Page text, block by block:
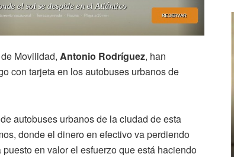
Movilidad, Antonio Rodríguez, han
con tarjeta en los autobuses urbanos de
autobuses urbanos de la ciudad de esta
donde el dinero en efectivo va perdiendo
puesto en valor el esfuerzo que está haciendo